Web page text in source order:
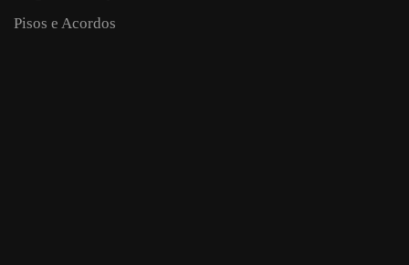
Pisos e Acordos